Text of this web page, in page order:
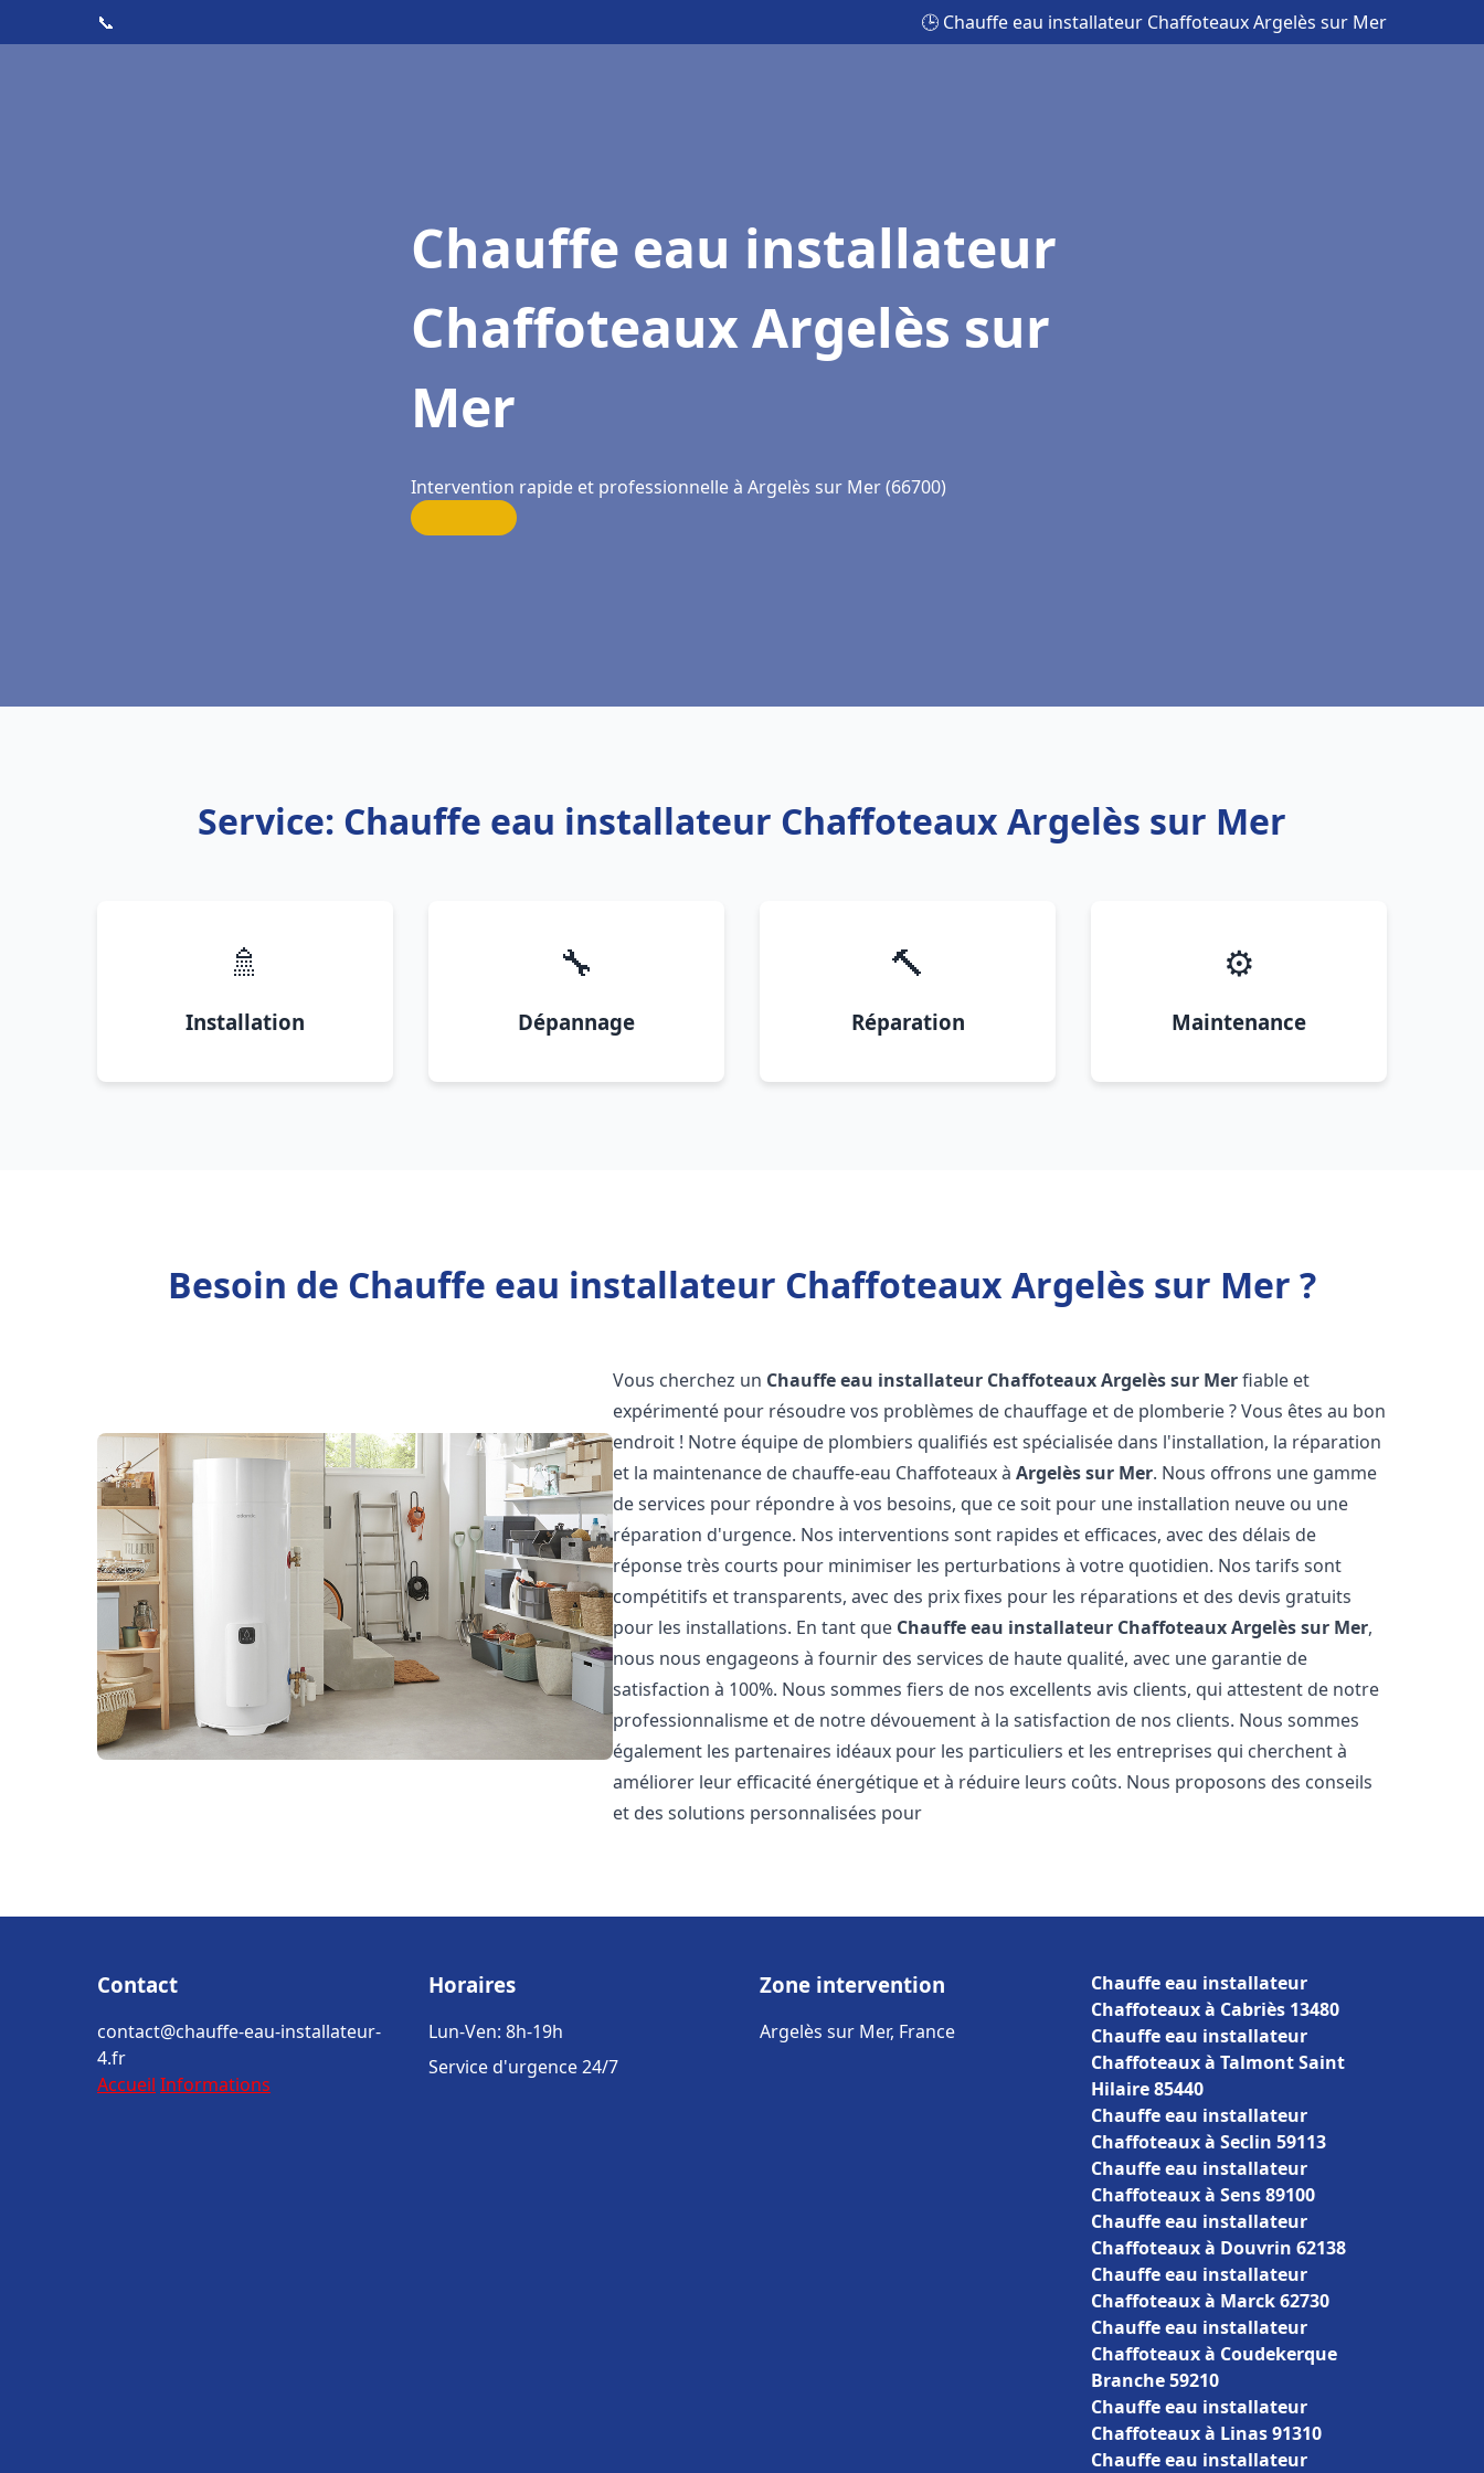
📞 🕒 Chauffe eau installateur Chaffoteaux Argelès sur Mer
Chauffe eau installateur
Chaffoteaux Argelès sur
Mer
Intervention rapide et professionnelle à Argelès sur Mer (66700)
Service: Chauffe eau installateur Chaffoteaux Argelès sur Mer
🚿
Installation
🔧
Dépannage
🔨
Réparation
⚙️
Maintenance
Besoin de Chauffe eau installateur Chaffoteaux Argelès sur Mer ?
Vous cherchez un Chauffe eau installateur ChaffoteauxArgelès sur Merfiable et
expérimenté pour résoudre vos problèmes de chauffage et de plomberie ? Vous êtes au bon
endroit ! Notre équipe de plombiers qualifiés est spécialisée dans l'installation, la réparation
et la maintenance de chauffe-eau Chaffoteaux àArgelès sur Mer. Nous offrons une gamme
de services pour répondre à vos besoins, que ce soit pour une installation neuve ou une
réparation d'urgence. Nos interventions sont rapides et efficaces, avec des délais de
réponse très courts pour minimiser les perturbations à votre quotidien. Nos tarifs sont
compétitifs et transparents, avec des prix fixes pour les réparations et des devis gratuits
pour les installations. En tant que Chauffe eau installateur ChaffoteauxArgelès sur Mer,
nous nous engageons à fournir des services de haute qualité, avec une garantie de
satisfaction à 100%. Nous sommes fiers de nos excellents avis clients, qui attestent de notre
professionnalisme et de notre dévouement à la satisfaction de nos clients. Nous sommes
également les partenaires idéaux pour les particuliers et les entreprises qui cherchent à
améliorer leur efficacité énergétique et à réduire leurs coûts. Nous proposons des conseils
et des solutions personnalisées pour
Contact
contact@chauffe-eau-installateur-
4.fr
Accueil Informations
Horaires
Lun-Ven: 8h-19h
Service d'urgence 24/7
Zone intervention
Argelès sur Mer, France
Chauffe eau installateur
Chaffoteaux à Cabriès 13480
Chauffe eau installateur
Chaffoteaux à Talmont Saint
Hilaire 85440
Chauffe eau installateur
Chaffoteaux à Seclin 59113
Chauffe eau installateur
Chaffoteaux à Sens 89100
Chauffe eau installateur
Chaffoteaux à Douvrin 62138
Chauffe eau installateur
Chaffoteaux à Marck 62730
Chauffe eau installateur
Chaffoteaux à Coudekerque
Branche 59210
Chauffe eau installateur
Chaffoteaux à Linas 91310
Chauffe eau installateur